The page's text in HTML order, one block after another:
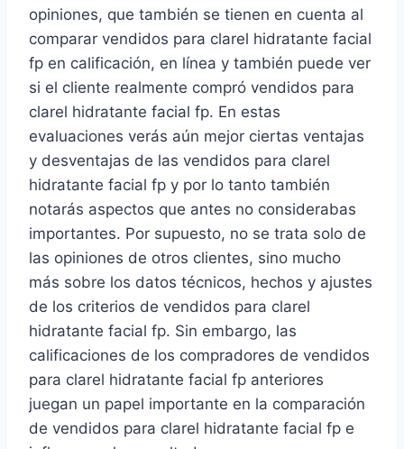
opiniones, que también se tienen en cuenta al
comparar vendidos para clarel hidratante facial
fp en calificación, en línea y también puede ver
si el cliente realmente compró vendidos para
clarel hidratante facial fp. En estas
evaluaciones verás aún mejor ciertas ventajas
y desventajas de las vendidos para clarel
hidratante facial fp y por lo tanto también
notarás aspectos que antes no considerabas
importantes. Por supuesto, no se trata solo de
las opiniones de otros clientes, sino mucho
más sobre los datos técnicos, hechos y ajustes
de los criterios de vendidos para clarel
hidratante facial fp. Sin embargo, las
calificaciones de los compradores de vendidos
para clarel hidratante facial fp anteriores
juegan un papel importante en la comparación
de vendidos para clarel hidratante facial fp e